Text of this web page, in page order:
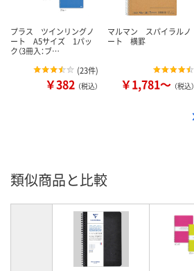
プラス ツインリングノ
ート A5サイズ 1パッ
ク（3冊入：ブ…
(23件)
￥382 （税込）
マルマン スパイラルノ
ート 横罫
￥1,781～ （税込）
類似商品と比較